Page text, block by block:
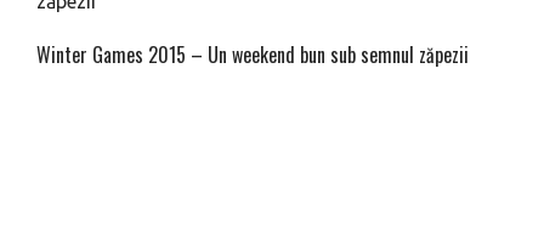
Winter Games 2015 – Un weekend bun sub semnul zăpezii